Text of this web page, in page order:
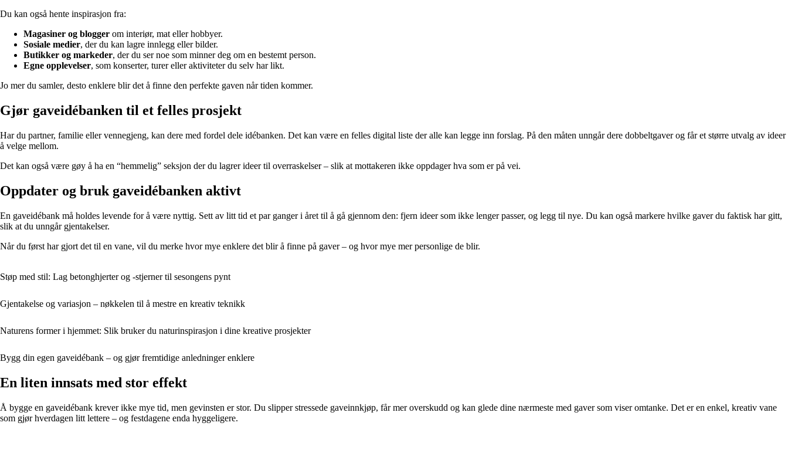
Du kan også hente inspirasjon fra:
Magasiner og blogger om interiør, mat eller hobbyer.
Sosiale medier, der du kan lagre innlegg eller bilder.
Butikker og markeder, der du ser noe som minner deg om en bestemt person.
Egne opplevelser, som konserter, turer eller aktiviteter du selv har likt.
Jo mer du samler, desto enklere blir det å finne den perfekte gaven når tiden kommer.
Gjør gaveidébanken til et felles prosjekt
Har du partner, familie eller vennegjeng, kan dere med fordel dele idébanken. Det kan være en felles digital liste der alle kan legge inn forslag. På den måten unngår dere dobbeltgaver og får et større utvalg av ideer
å velge mellom.
Det kan også være gøy å ha en “hemmelig” seksjon der du lagrer ideer til overraskelser – slik at mottakeren ikke oppdager hva som er på vei.
Oppdater og bruk gaveidébanken aktivt
En gaveidébank må holdes levende for å være nyttig. Sett av litt tid et par ganger i året til å gå gjennom den: fjern ideer som ikke lenger passer, og legg til nye. Du kan også markere hvilke gaver du faktisk har gitt,
slik at du unngår gjentakelser.
Når du først har gjort det til en vane, vil du merke hvor mye enklere det blir å finne på gaver – og hvor mye mer personlige de blir.
Støp med stil: Lag betonghjerter og -stjerner til sesongens pynt
Gjentakelse og variasjon – nøkkelen til å mestre en kreativ teknikk
Naturens former i hjemmet: Slik bruker du naturinspirasjon i dine kreative prosjekter
Bygg din egen gaveidébank – og gjør fremtidige anledninger enklere
En liten innsats med stor effekt
Å bygge en gaveidébank krever ikke mye tid, men gevinsten er stor. Du slipper stressede gaveinnkjøp, får mer overskudd og kan glede dine nærmeste med gaver som viser omtanke. Det er en enkel, kreativ vane
som gjør hverdagen litt lettere – og festdagene enda hyggeligere.